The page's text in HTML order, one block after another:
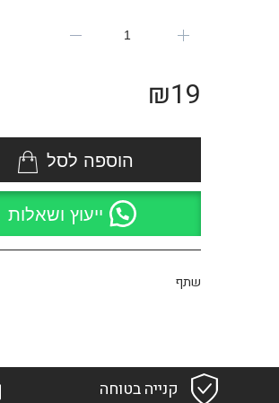
₪19
הוספה לסל
ייעוץ ושאלות
שתף
קנייה בטוחה